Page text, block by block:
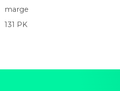
marge
131 PK